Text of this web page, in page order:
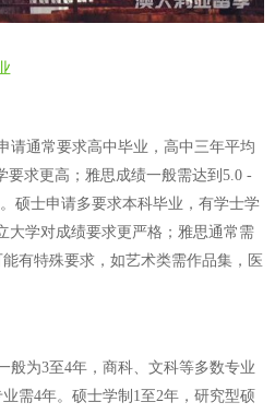
请通常要求高中毕业，高中三年平均
要求更高；雅思成绩一般需达到5.0 -
硕士申请多要求本科毕业，有学士学
大学对成绩要求更严格；雅思通常需
有特殊要求，如艺术类需作品集，医
般为3至4年，商科、文科等多数专业
需4年。硕士学制1至2年，研究型硕